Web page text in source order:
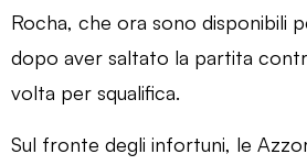
Rocha, che ora sono disponibili
dopo aver saltato la partita
volta per squalifica.
Sul fronte degli infortuni, le